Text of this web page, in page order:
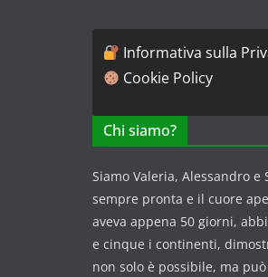
Informativa sulla
Cookie Policy
Chi siamo?
Siamo Valeria, Alessandro
sempre pronta e il cuore
aveva appena 50 giorni,
e cinque i continenti,
non solo è possibile, ma